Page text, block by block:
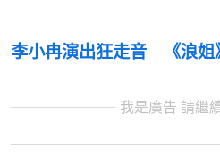
李小冉演出狂走音 《浪姐
我是廣告 請繼